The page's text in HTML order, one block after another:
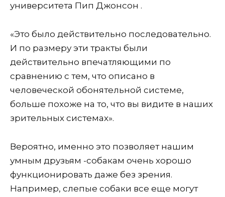
университета Пип Джонсон .
«Это было действительно последовательно.
И по размеру эти тракты были
действительно впечатляющими по
сравнению с тем, что описано в
человеческой обонятельной системе,
больше похоже на то, что вы видите в наших
зрительных системах».
Вероятно, именно это позволяет нашим
умным друзьям -собакам очень хорошо
функционировать даже без зрения.
Например, слепые собаки все еще могут